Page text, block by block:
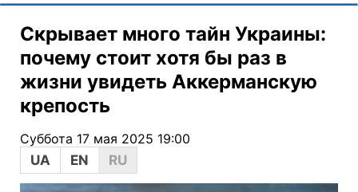
Скрывает много тайн Украины:
почему стоит хотя бы раз в
жизни увидеть Аккерманскую
крепость
Суббота 17 мая 2025 19:00
UA
EN RU